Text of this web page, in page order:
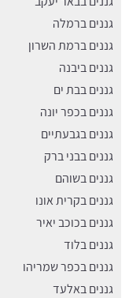
גננים ברמלה
גננים ברמת השרון
גננים ביבנה
גננים בבת ים
גננים בכפר יונה
גננים בגבעתיים
גננים בבני ברק
גננים בשוהם
גננים בקרית אונו
גננים בכוכב יאיר
גננים בלוד
גננים בכפר שמריהו
גננים באלעד